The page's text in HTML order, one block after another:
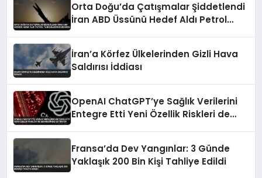
Orta Doğu’da Çatışmalar Şiddetlendi
İran ABD Üssünü Hedef Aldı Petrol
İran’a Körfez Ülkelerinden Gizli Hava
Saldırısı İddiası
OpenAI ChatGPT’ye Sağlık Verilerini
Entegre Etti Yeni Özellik Riskleri de
Fransa’da Dev Yangınlar: 3 Günde
Yaklaşık 200 Bin Kişi Tahliye Edildi